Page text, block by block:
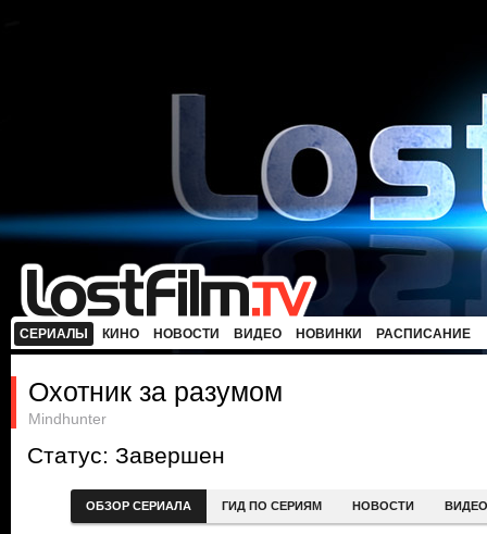
СЕРИАЛЫ КИНО НОВОСТИ ВИДЕО НОВИНКИ РАСПИСАНИЕ
Охотник за разумом
Mindhunter
Статус: Завершен
ОБЗОР СЕРИАЛА ГИД ПО СЕРИЯМ НОВОСТИ ВИДЕО